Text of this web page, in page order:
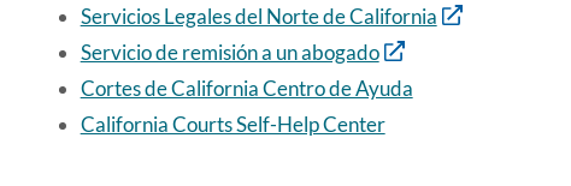
Servicios Legales del Norte de California
Servicio de remisión a un abogado
Cortes de California Centro de Ayuda
California Courts Self-Help Center